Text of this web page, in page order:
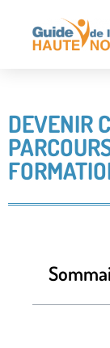
DEVENIR